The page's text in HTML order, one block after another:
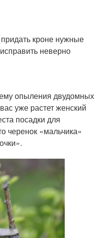
кроне нужные
неверно
опыления двудомных
уже растет женский
посадки для
черенок «мальчика»